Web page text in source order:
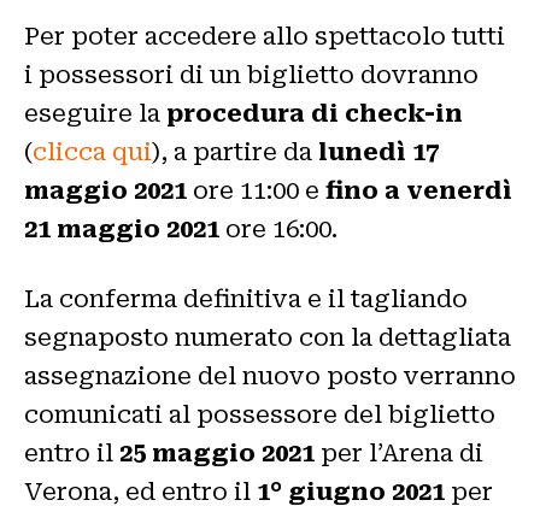
Per poter accedere allo spettacolo tutti
i possessori di un biglietto dovranno
eseguire la procedura di check-in
(clicca qui), a partire da lunedì 17
maggio 2021 ore 11:00 e fino a venerdì
21 maggio 2021 ore 16:00.
La conferma definitiva e il tagliando
segnaposto numerato con la dettagliata
assegnazione del nuovo posto verranno
comunicati al possessore del biglietto
entro il 25 maggio 2021 per l’Arena di
Verona, ed entro il 1° giugno 2021 per